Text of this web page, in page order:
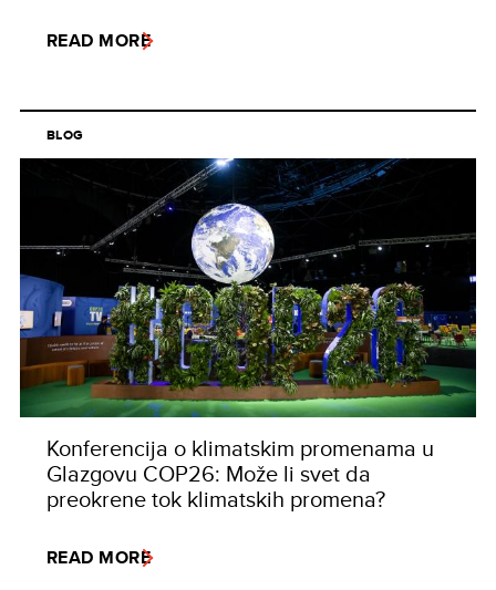
READ MORE
BLOG
Konferencija o klimatskim promenama u
Glazgovu COP26: Može li svet da
preokrene tok klimatskih promena?
READ MORE